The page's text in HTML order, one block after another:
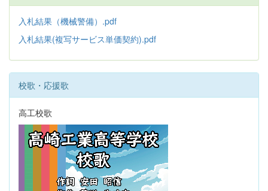
入札結果（機械警備）.pdf
入札結果(複写サービス単価契約).pdf
校歌・応援歌
高工校歌